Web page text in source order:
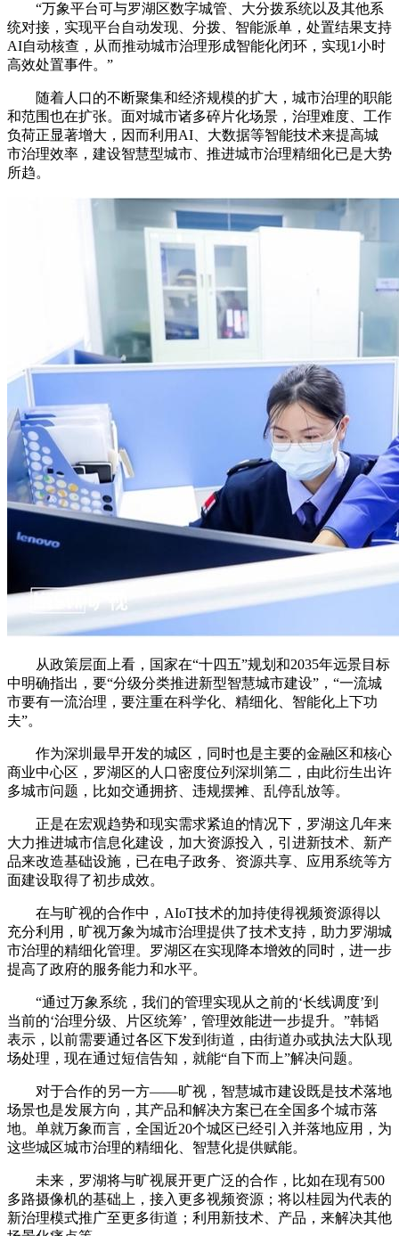
“万象平台可与罗湖区数字城管、大分拨系统以及其他系
统对接，实现平台自动发现、分拨、智能派单，处置结果支持
AI自动核查，从而推动城市治理形成智能化闭环，实现1小时
高效处置事件。”
随着人口的不断聚集和经济规模的扩大，城市治理的职能
和范围也在扩张。面对城市诸多碎片化场景，治理难度、工作
负荷正显著增大，因而利用AI、大数据等智能技术来提高城
市治理效率，建设智慧型城市、推进城市治理精细化已是大势
所趋。
从政策层面上看，国家在“十四五”规划和2035年远景目标
中明确指出，要“分级分类推进新型智慧城市建设”，“一流城
市要有一流治理，要注重在科学化、精细化、智能化上下功
夫”。
作为深圳最早开发的城区，同时也是主要的金融区和核心
商业中心区，罗湖区的人口密度位列深圳第二，由此衍生出许
多城市问题，比如交通拥挤、违规摆摊、乱停乱放等。
正是在宏观趋势和现实需求紧迫的情况下，罗湖这几年来
大力推进城市信息化建设，加大资源投入，引进新技术、新产
品来改造基础设施，已在电子政务、资源共享、应用系统等方
面建设取得了初步成效。
在与旷视的合作中，AIoT技术的加持使得视频资源得以
充分利用，旷视万象为城市治理提供了技术支持，助力罗湖城
市治理的精细化管理。罗湖区在实现降本增效的同时，进一步
提高了政府的服务能力和水平。
“通过万象系统，我们的管理实现从之前的‘长线调度’到
当前的‘治理分级、片区统筹’，管理效能进一步提升。”韩韬
表示，以前需要通过各区下发到街道，由街道办或执法大队现
场处理，现在通过短信告知，就能“自下而上”解决问题。
对于合作的另一方——旷视，智慧城市建设既是技术落地
场景也是发展方向，其产品和解决方案已在全国多个城市落
地。单就万象而言，全国近20个城区已经引入并落地应用，为
这些城区城市治理的精细化、智慧化提供赋能。
未来，罗湖将与旷视展开更广泛的合作，比如在现有500
多路摄像机的基础上，接入更多视频资源；将以桂园为代表的
新治理模式推广至更多街道；利用新技术、产品，来解决其他